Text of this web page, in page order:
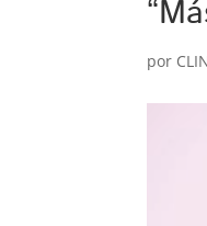
por